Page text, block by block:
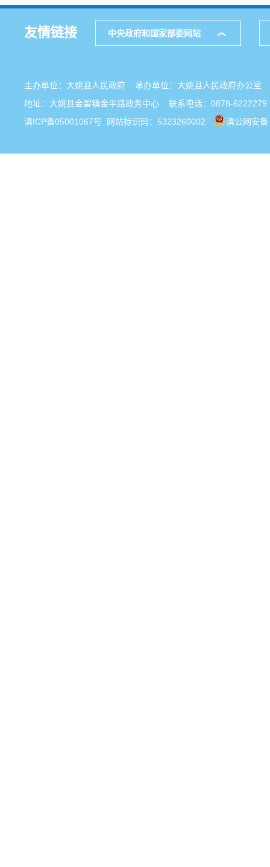
友情链接 中央政府和国家部委网站
主办单位：大姚县人民政府 承办单位：大姚县人民政府办公
地址：大姚县金碧镇金平路政务中心 联系电话：0878-6222279
滇ICP备05001067号 网站标识码：5323260002 滇公网安